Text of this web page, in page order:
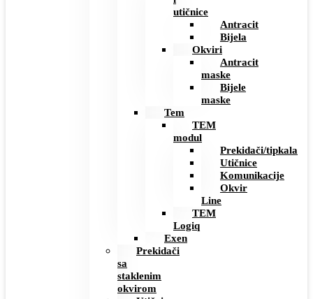
utičnice
Antracit
Bijela
Okviri
Antracit
maske
Bijele
maske
Tem
TEM
modul
Prekidači/tipkala
Utičnice
Komunikacije
Okvir
Line
TEM
Logiq
Exen
Prekidači
sa
staklenim
okvirom